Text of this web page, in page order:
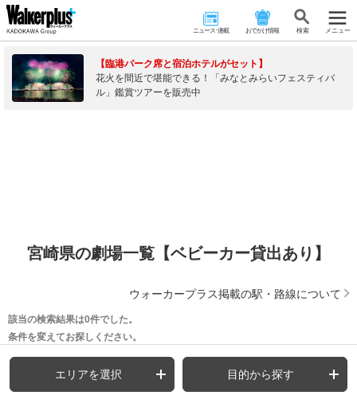
ニュース･連載 おでかけ情報 検 索 メニュー
【臨港パーク席と宿泊ホテルがセット】
花火を間近で堪能できる！「みなとみらいフェスティバ
ル」鑑賞ツアーを販売中
宮崎県の劇場一覧【ベビーカー貸出あり】
ウォーカープラス掲載の駅・路線について
該当の検索結果は0件でした。
条件を変えてお探しください。
エリアを選択 目的から探す